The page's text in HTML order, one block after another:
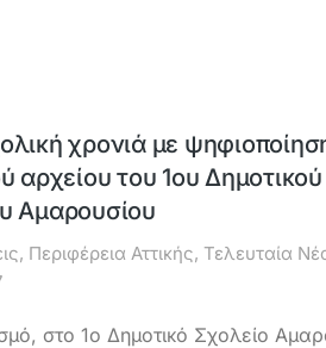
χρονιά με
αρχείου του 1ου Δημοτικού
Αμαρουσίου
, Περιφέρεια Αττικής, Τελευταία
στο 1ο Δημοτικό Σχολείο